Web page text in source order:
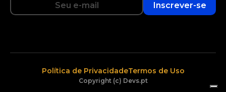
Inscrever-se
Copyright (c) Devs.pt
Política de PrivacidadeTermos de Uso